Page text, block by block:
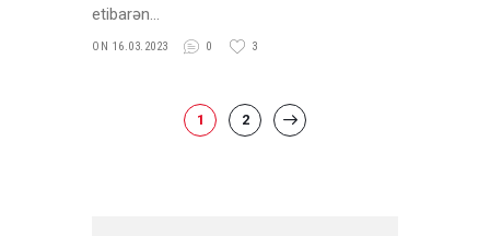
etibarən…
ON 16.03.2023 0 3
PAGINATION
PAGE
1 PAGE
2